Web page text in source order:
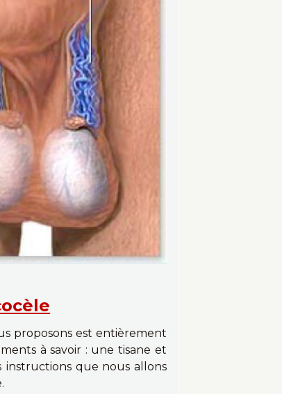
proposons est entièrement
à savoir : une tisane et
instructions que nous allons